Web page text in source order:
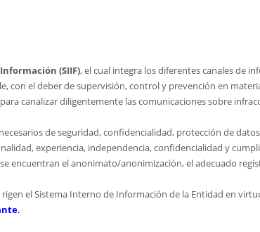
(SIIF), el cual integra los diferentes canales de
con el deber de supervisión, control y prevención en
canalizar diligentemente las comunicaciones sobre
de seguridad, confidencialidad, protección de
experiencia, independencia, confidencialidad y
encuentran el anonimato/anonimización, el adecuado
el Sistema Interno de Información de la Entidad en
.